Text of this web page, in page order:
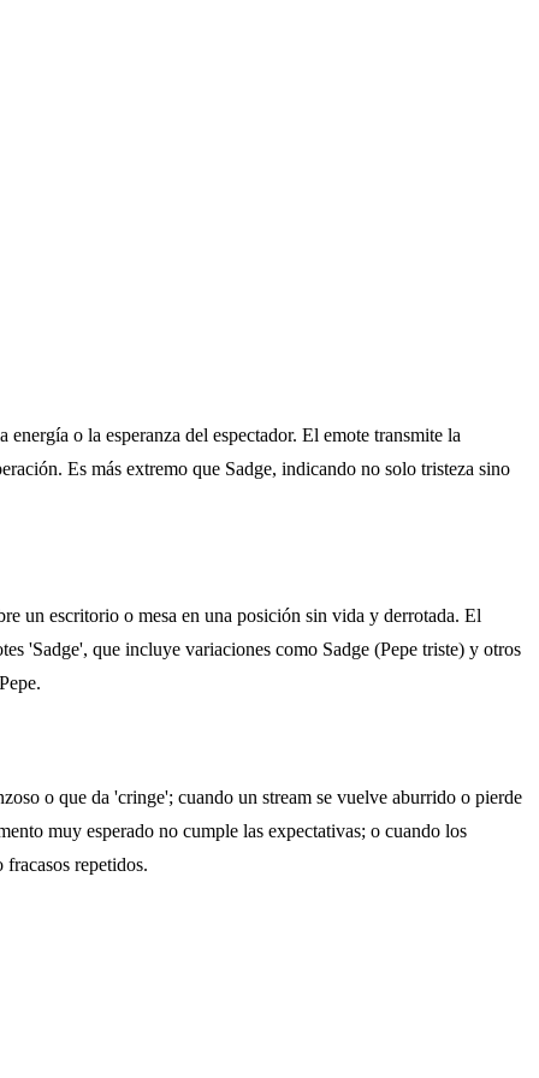
o la esperanza del espectador. El emote transmite la
Es más extremo que Sadge, indicando no solo tristeza sino
un escritorio o mesa en una posición sin vida y derrotada. El
'Sadge', que incluye variaciones como Sadge (Pepe triste) y otros
o que da 'cringe'; cuando un stream se vuelve aburrido o pierde
muy esperado no cumple las expectativas; o cuando los
fracasos repetidos.